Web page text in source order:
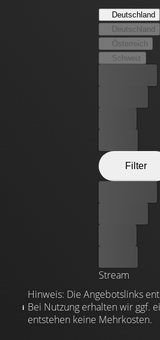
indem sie mit ihren
und sie lernen schnell, dass
älteren Frauen wecken können.
jede Frau auf der Welt. Und dann
Deutschland
Deutschland
Österreich
Schweiz
Filter
Stream
Hinweis: Die Angebotslinks
Bei Nutzung erhalten wir ggf.
entstehen keine Mehrkosten.